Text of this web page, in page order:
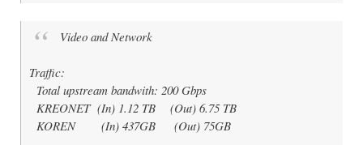
Video and Network
Traffic:
Total upstream bandwith: 200 Gbps
KREONET (In) 1.12 TB (Out) 6.75 TB
KOREN (In) 437GB (Out) 75GB